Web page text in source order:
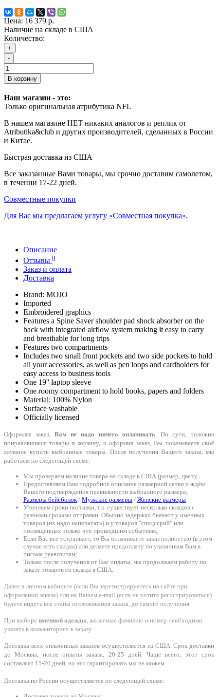
Цена: 16 379 р.
Наличие на складе в США
Количество:
+
-
В корзину
Наш магазин - это:
Только оригинальная атрибутика NFL
В нашем магазине НЕТ никаких аналогов и реплик от
Atributika&club и других производителей, сделанных в России
и Китае.
Быстрая доставка из США
Все заказанные Вами товары, мы срочно доставим самолетом,
в течении 17-22 дней.
Совместные покупки
Для Вас мы предлагаем услугу «Совместная покупка».
Описание
Отзывы 0
Заказ и оплата
Доставка
Brand: MOJO
Imported
Embroidered graphics
Features a Spine Saver shoulder pad shock absorber on the
back with integrated airflow system making it easy to carry
and breathable for long trips
Features two compartments
Includes two small front pockets and two side pockets to hold
all your accessories, as well as pen loops and cardholders for
easy access to business tools
One 19'' laptop sleeve
One roomy compartment to hold books, papers and folders
Material: 100% Nylon
Surface washable
Officially licensed
Оформляя заказ,Вам не надо ничего оплачивать. По сути, положив
понравившиеся товары в корзину, и оформив заказ, Вы показываете своё
желание купить выбранные товары. После получения Вашего заказа, мы
работаем по следующей схеме:
Мы проверяем наличие товара на складе в США (размер, цвет);
Предоставляем Вам подробное описание размерной сетки и ждём
Вашего подтверждения правильности выбранного размера;
Размеры бейсболок/ Мужские размеры / Женские размеры
Уточняем сроки поставки, т.к. существует несколько складов с
разными сроками отправки. Обычно задержки бывают у именных
товаров (их надо напечатать) и у товаров "спецсерий" или
посвящённых только что прошедшим событиям;
Если Вас все устраивает, то Вы оплачиваете заказ полностью (в этом
случае есть скидка) или делаете предоплату по указанным Вам в
письме реквизитам;
Только после получения от Вас оплаты, мы продолжаем работу по
заказу товаров со склада в США.
Далее в личном кабинете (если Вы зарегистрируетесь на сайте при
оформлении заказа) или на Вашем e-mail (если не хотите регистрироваться)
будете видеть все этапы отслеживания заказа, до самого получения.
При выборе именной одежды, желаемые фамилию и номер необходимо
указать в комментариях к заказу.
Доставка всех оплаченных заказов осуществляется из США. Срок доставки
до Москвы, после оплаты заказа, 20-25 дней. Чаще всего, этот срок
составляет 15-20 дней, но это гарантировать мы не можем.
Доставка по России осуществляется по следующей схеме: